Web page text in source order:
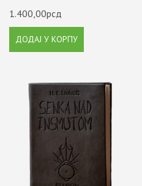
1.400,00рсд
ДОДАЈ У КОРПУ